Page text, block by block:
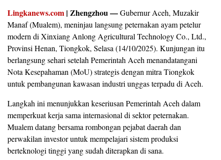
Lingkanews.com | Zhengzhou —Gubernur Aceh, Muzakir
Manaf (Mualem), meninjau langsung peternakan ayam petelur
modern di Xinxiang Anlong Agricultural Technology Co., Ltd.,
Provinsi Henan, Tiongkok, Selasa (14/10/2025). Kunjungan itu
berlangsung sehari setelah Pemerintah Aceh menandatangani
Nota Kesepahaman (MoU) strategis dengan mitra Tiongkok
untuk pembangunan kawasan industri unggas terpadu di Aceh.
Langkah ini menunjukkan keseriusan Pemerintah Aceh dalam
memperkuat kerja sama internasional di sektor peternakan.
Mualem datang bersama rombongan pejabat daerah dan
perwakilan investor untuk mempelajari sistem produksi
berteknologi tinggi yang sudah diterapkan di sana.